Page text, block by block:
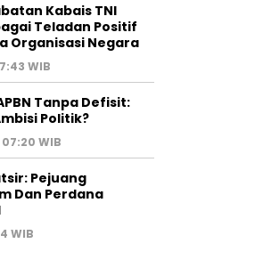
Kabais TNI
Teladan Positif
Organisasi Negara
WIB
Tanpa Defisit:
Politik?
WIB
Pejuang
Dan Perdana
WIB